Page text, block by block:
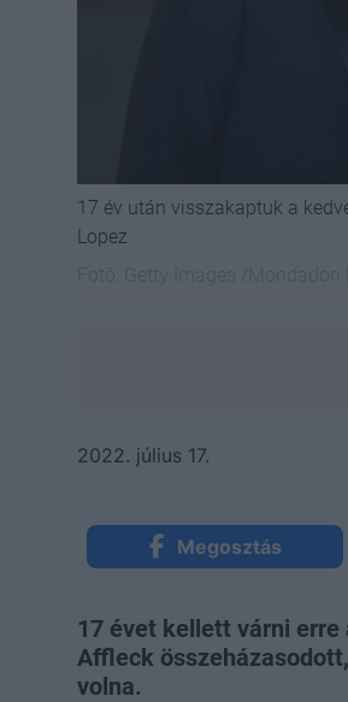
17 év után visszakaptuk a
Lopez
2022. július 17.
Megosztás
17 évet kellett várni erre
Affleck
volna.